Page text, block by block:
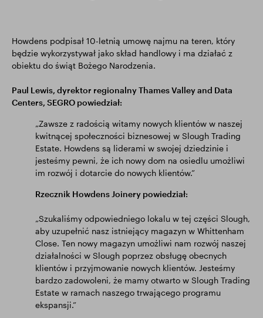
Howdens podpisał 10-letnią umowę najmu na teren, który
będzie wykorzystywał jako skład handlowy i ma działać z
obiektu do świąt Bożego Narodzenia.
Paul Lewis, dyrektor regionalny Thames Valley and Data
Centers, SEGRO powiedział:
„Zawsze z radością witamy nowych klientów w naszej
kwitnącej społeczności biznesowej w Slough Trading
Estate. Howdens są liderami w swojej dziedzinie i
jesteśmy pewni, że ich nowy dom na osiedlu umożliwi
im rozwój i dotarcie do nowych klientów.”
Rzecznik Howdens Joinery powiedział:
„Szukaliśmy odpowiedniego lokalu w tej części Slough,
aby uzupełnić nasz istniejący magazyn w Whittenham
Close. Ten nowy magazyn umożliwi nam rozwój naszej
działalności w Slough poprzez obsługę obecnych
klientów i przyjmowanie nowych klientów. Jesteśmy
bardzo zadowoleni, że mamy otwarto w Slough Trading
Estate w ramach naszego trwającego programu
ekspansji.”